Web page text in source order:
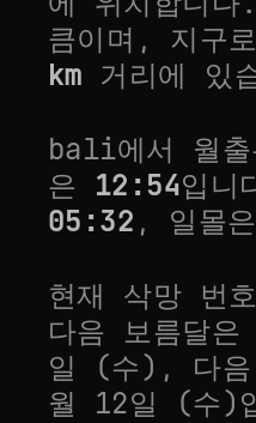
큼이며, 지구
km 거리에 있
bali에서 월
은 12:54입니
05:32 , 일몰은
현재 삭망 번
다음 보름달은
일 (수) , 다
월 12일 (수)